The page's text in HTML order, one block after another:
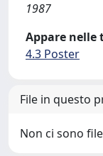
1987
Appare nelle
4.3 Poster
File in questo
Non ci sono